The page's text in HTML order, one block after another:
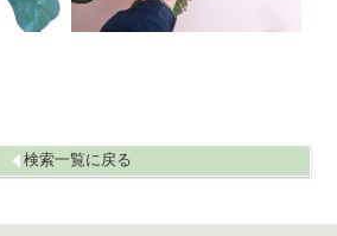
ータ
リモニユーム HB
検索一覧に戻る